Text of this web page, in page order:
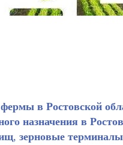
фермы в Ростовской
назначения в
, зерновые